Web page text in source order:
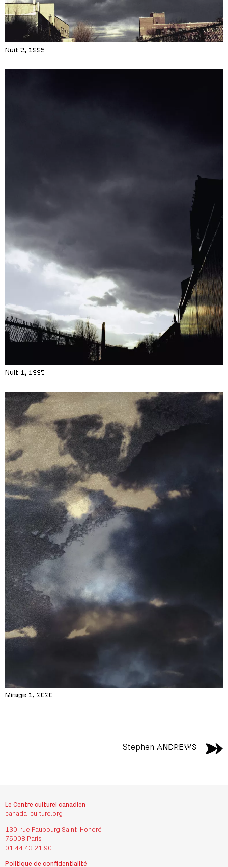
Nuit 2, 1995
Nuit 1, 1995
Mirage 1, 2020
Stephen ANDREWS
Le Centre culturel canadien
canada-culture.org
130, rue Faubourg Saint-Honoré
75008 Paris
01 44 43 21 90
Politique de confidentialité